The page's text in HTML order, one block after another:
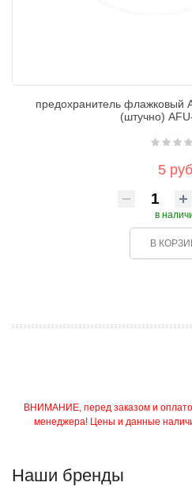
предохранитель флажковый
(штучно)
5
в
В
ВНИМАНИЕ, перед заказом и
менеджера! Цены и данные
Наши бренды